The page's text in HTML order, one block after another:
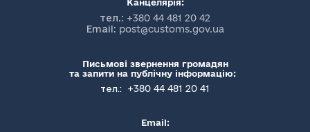
Канцелярія:
тел.: +380 44 481 20 42
Email: post@customs.gov.ua
Письмові звернення громадян
та запити на публічну інформацію:
тел.:
+380 44 481 20 41
Email: